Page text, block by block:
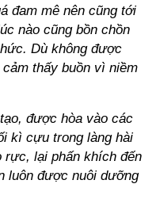
đam mê nên cũng tới
nào cũng bồn chồn
Dù không được
thấy buồn vì niềm
được hòa vào các
kì cựu trong làng hài
rực, lại phấn khích đến
luôn được nuôi dưỡng